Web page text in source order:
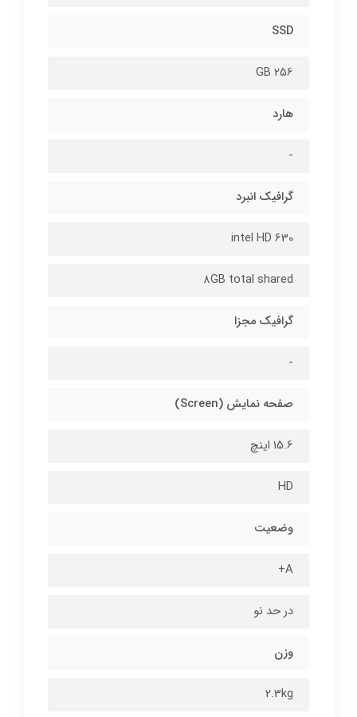
SSD
256 GB
هارد
-
گرافیک انبرد
intel HD 630
8GB total shared
گرافیک مجزا
-
صفحه نمایش (Screen)
15.6 اینچ
HD
وضعیت
A+
در حد نو
وزن
2.3kg